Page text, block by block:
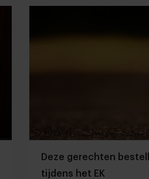
Deze gerechten
tijdens het EK